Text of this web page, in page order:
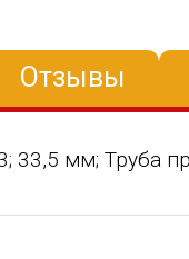
Отзывы
33,5 мм; Труба